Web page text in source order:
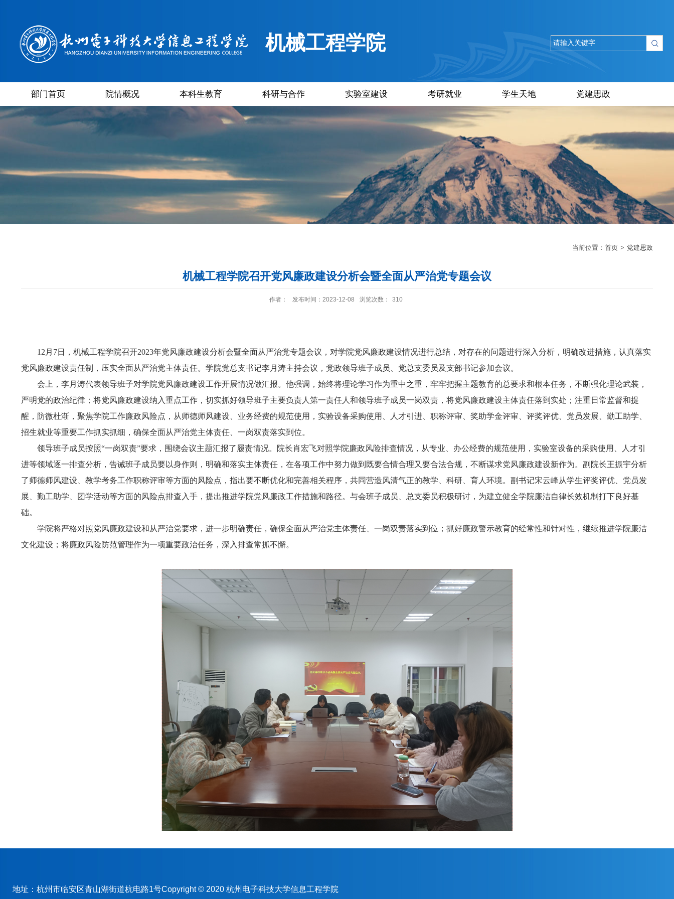
机械工程学院
部门首页 院情概况 本科生教育 科研与合作 实验室建设 考研就业 学生天地 党建思政
当前位置： 首页 > 党建思政
机械工程学院召开党风廉政建设分析会暨全面从严治党专题会议
作者： 发布时间：2023-12-08 浏览次数： 310
12 月 7日，机械工程学院召开2023年党风廉政建设分析会暨全面从严治党专题会议，对学院党风廉政建设情况进行总结，对存在的问题进行深入分析，明确改进措施，认真落实
党风廉政建设责任制，压实全面从严治党主体责任。学院党总支书记李月涛主持会议，党政领导班子成员、党总支委员及支部书记参加会议。
会上，李月涛代表领导班子对学院党风廉政建设工作开展情况做汇报。他强调，始终将理论学习作为重中之重，牢牢把握主题教育的总要求和根本任务，不断强化理论武装，
严明党的政治纪律；将党风廉政建设纳入重点工作，切实抓好领导班子主要负责人第一责任人和领导班子成员一岗双责，将党风廉政建设主体责任落到实处；注重日常监督和提
醒，防微杜渐，聚焦学院工作廉政风险点，从师德师风建设、业务经费的规范使用，实验设备采购使用、人才引进、职称评审、奖助学金评审、评奖评优、党员发展、勤工助学、
招生就业等重要工作抓实抓细，确保全面从严治党主体责任、一岗双责落实到位。
领导班子成员按照“一岗双责”要求，围绕会议主题汇报了履责情况。院长肖宏飞对照学院廉政风险排查情况，从专业、办公经费的规范使用，实验室设备的采购使用、人才引
进等领域逐一排查分析，告诫班子成员要以身作则，明确和落实主体责任，在各项工作中努力做到既要合情合理又要合法合规，不断谋求党风廉政建设新作为。副院长王振宇分析
了师德师风建设、教学考务工作职称评审等方面的风险点，指出要不断优化和完善相关程序，共同营造风清气正的教学、科研、育人环境。副书记宋云峰从学生评奖评优、党员发
展、勤工助学、团学活动等方面的风险点排查入手，提出推进学院党风廉政工作措施和路径。与会班子成员、总支委员积极研讨，为建立健全学院廉洁自律长效机制打下良好基
础。
学院将严格对照党风廉政建设和从严治党要求，进一步明确责任，确保全面从严治党主体责任、一岗双责落实到位；抓好廉政警示教育的经常性和针对性，继续推进学院廉洁
文化建设；将廉政风险防范管理作为一项重要政治任务，深入排查常抓不懈。
地址：杭州市临安区青山湖街道杭电路1号Copyright © 2020 杭州电子科技大学信息工程学院